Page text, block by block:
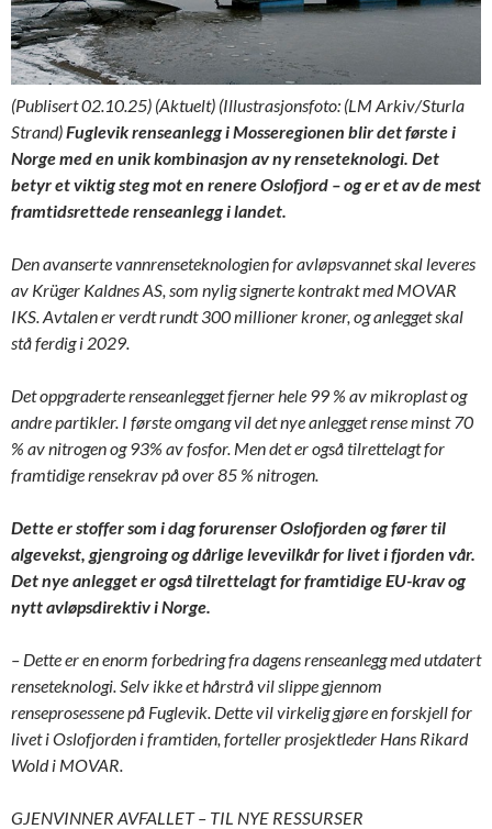
(Publisert 02.10.25) (Aktuelt) (Illustrasjonsfoto: (LM Arkiv/Sturla
Strand)Fuglevik renseanlegg i Mosseregionen blir det første i
Norge med en unik kombinasjon av ny renseteknologi. Det
betyr et viktig steg mot en renere Oslofjord – og er et av de mest
framtidsrettede renseanlegg i landet.
Den avanserte vannrenseteknologien for avløpsvannet skal leveres
av Krüger Kaldnes AS, som nylig signerte kontrakt med MOVAR
IKS. Avtalen er verdt rundt 300 millioner kroner, og anlegget skal
stå ferdig i 2029.
Det oppgraderte renseanlegget fjerner hele 99 % av mikroplast og
andre partikler. I første omgang vil det nye anlegget rense minst 70
% av nitrogen og 93% av fosfor. Men det er også tilrettelagt for
framtidige rensekrav på over 85 % nitrogen.
Dette er stoffer som i dag forurenser Oslofjorden og fører til
algevekst, gjengroing og dårlige levevilkår for livet i fjorden vår.
Det nye anlegget er også tilrettelagt for framtidige EU-krav og
nytt avløpsdirektiv i Norge.
– Dette er en enorm forbedring fra dagens renseanlegg med utdatert
renseteknologi. Selv ikke et hårstrå vil slippe gjennom
renseprosessene på Fuglevik. Dette vil virkelig gjøre en forskjell for
livet i Oslofjorden i framtiden, forteller prosjektleder Hans Rikard
Wold i MOVAR.
GJENVINNER AVFALLET – TIL NYE RESSURSER